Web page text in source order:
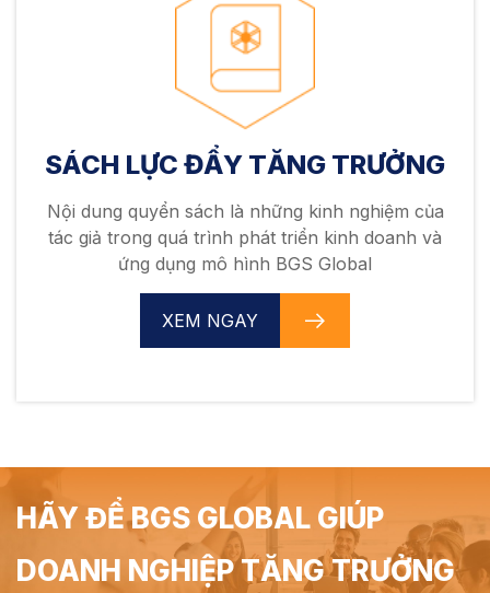
SÁCH LỰC ĐẨY TĂNG TRƯỞNG
Nội dung quyển sách là những kinh nghiệm của
tác giả trong quá trình phát triển kinh doanh và
ứng dụng mô hình BGS Global
XEM NGAY
HÃY ĐỂ BGS GLOBAL GIÚP
DOANH NGHIỆP TĂNG TRƯỞNG